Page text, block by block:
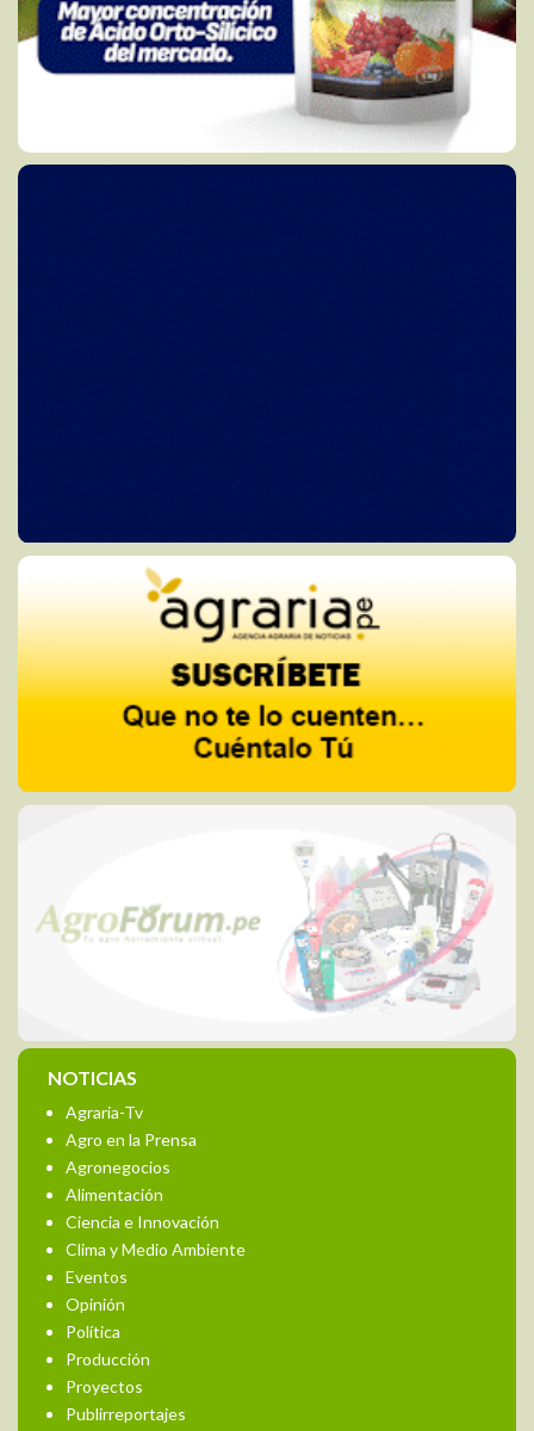
NOTICIAS
Agraria-Tv
Agro en la Prensa
Agronegocios
Alimentación
Ciencia e Innovación
Clima y Medio Ambiente
Eventos
Opinión
Política
Producción
Proyectos
Publirreportajes